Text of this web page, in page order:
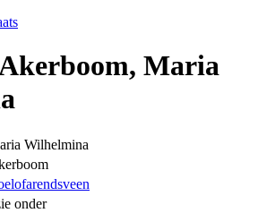
Maria
Wilhelmina
onder